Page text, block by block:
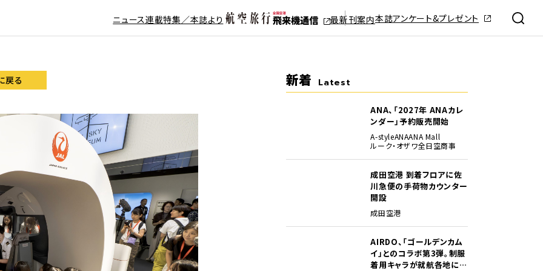
ニュース連載特集／本誌より 最新刊案内本誌アンケート&プレゼント
戻る 新着 Latest
ANA、「2027年 ANAカレ
ンダー」予約販売開始
A-styleANAANA Mall
ルーク・オザワ全日空商事
成田空港 到着フロアに佐
川急便の手荷物カウンター
開設
成田空港
AIRDO、「ゴールデンカム
イ」とのコラボ第3弾。制服
着用キャラが就航各地に登